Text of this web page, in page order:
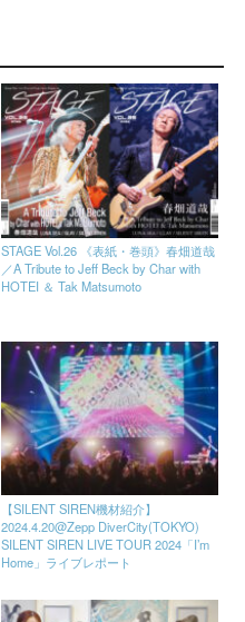
STAGE Vol.26 《表紙・巻頭》春畑道哉
／A Tribute to Jeff Beck by Char with
HOTEI ＆ Tak Matsumoto
【SILENT SIREN機材紹介】
2024.4.20@Zepp DiverCity(TOKYO)
SILENT SIREN LIVE TOUR 2024「I’m
Home」ライブレポート